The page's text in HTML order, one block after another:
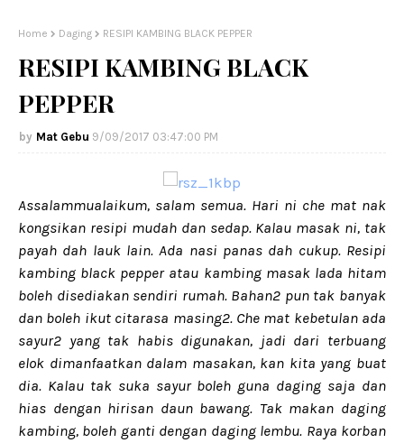
Home Daging RESIPI KAMBING BLACK PEPPER
RESIPI KAMBING BLACK
PEPPER
Mat Gebu 9/09/2017 03:47:00 PM
Assalammualaikum, salam semua. Hari ni che mat nak
kongsikan resipi mudah dan sedap. Kalau masak ni, tak
payah dah lauk lain. Ada nasi panas dah cukup. Resipi
kambing black pepper atau kambing masak lada hitam
boleh disediakan sendiri rumah. Bahan2 pun tak banyak
dan boleh ikut citarasa masing2. Che mat kebetulan ada
sayur2 yang tak habis digunakan, jadi dari terbuang
elok dimanfaatkan dalam masakan, kan kita yang buat
dia. Kalau tak suka sayur boleh guna daging saja dan
hias dengan hirisan daun bawang. Tak makan daging
kambing, boleh ganti dengan daging lembu. Raya korban